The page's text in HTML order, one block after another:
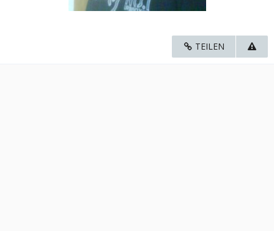
TEILEN